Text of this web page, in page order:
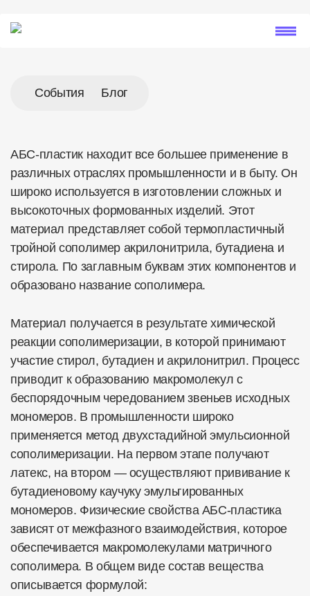
События Блог
АБС-пластик находит все большее применение в
различных отраслях промышленности и в быту. Он
широко используется в изготовлении сложных и
высокоточных формованных изделий. Этот
материал представляет собой термопластичный
тройной сополимер акрилонитрила, бутадиена и
стирола. По заглавным буквам этих компонентов и
образовано название сополимера.
Материал получается в результате химической
реакции сополимеризации, в которой принимают
участие стирол, бутадиен и акрилонитрил. Процесс
приводит к образованию макромолекул с
беспорядочным чередованием звеньев исходных
мономеров. В промышленности широко
применяется метод двухстадийной эмульсионной
сополимеризации. На первом этапе получают
латекс, на втором — осуществляют прививание к
бутадиеновому каучуку эмульгированных
мономеров. Физические свойства АБС-пластика
зависят от межфазного взаимодействия, которое
обеспечивается макромолекулами матричного
сополимера. В общем виде состав вещества
описывается формулой: